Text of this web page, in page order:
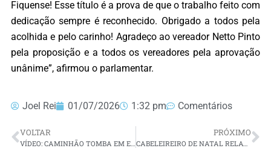
Fiquense! Esse título é a prova de que o trabalho feito com
dedicação sempre é reconhecido. Obrigado a todos pela
acolhida e pelo carinho! Agradeço ao vereador Netto Pinto
pela proposição e a todos os vereadores pela aprovação
unânime”, afirmou o parlamentar.
Joel Rei 01/07/2026 1:32 pm Comentários
VOLTAR PRÓXIMO
CABELEIREIRO DE NATAL RELATA SUFOCO APÓS MEDICAÇÃO PARA EMAGRACER